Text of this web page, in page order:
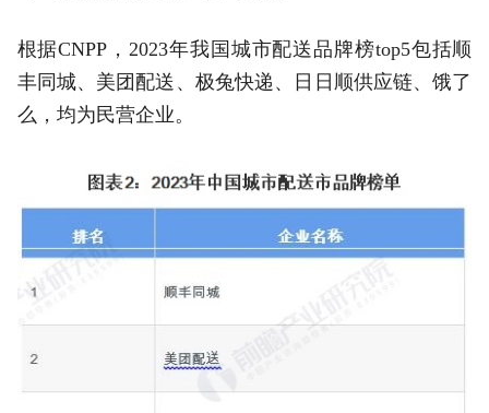
根据CNPP，2023年我国城市配送品牌榜top5包括顺
丰同城、美团配送、极兔快递、日日顺供应链、饿了
么，均为民营企业。